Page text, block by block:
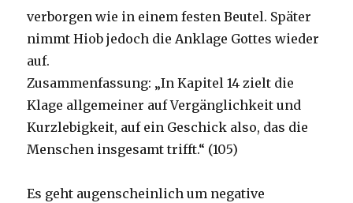
verborgen wie in einem festen Beutel. Später
nimmt Hiob jedoch die Anklage Gottes wieder
auf.
Zusammenfassung: „In Kapitel 14 zielt die
Klage allgemeiner auf Vergänglichkeit und
Kurzlebigkeit, auf ein Geschick also, das die
Menschen insgesamt trifft.“ (105)
Es geht augenscheinlich um negative